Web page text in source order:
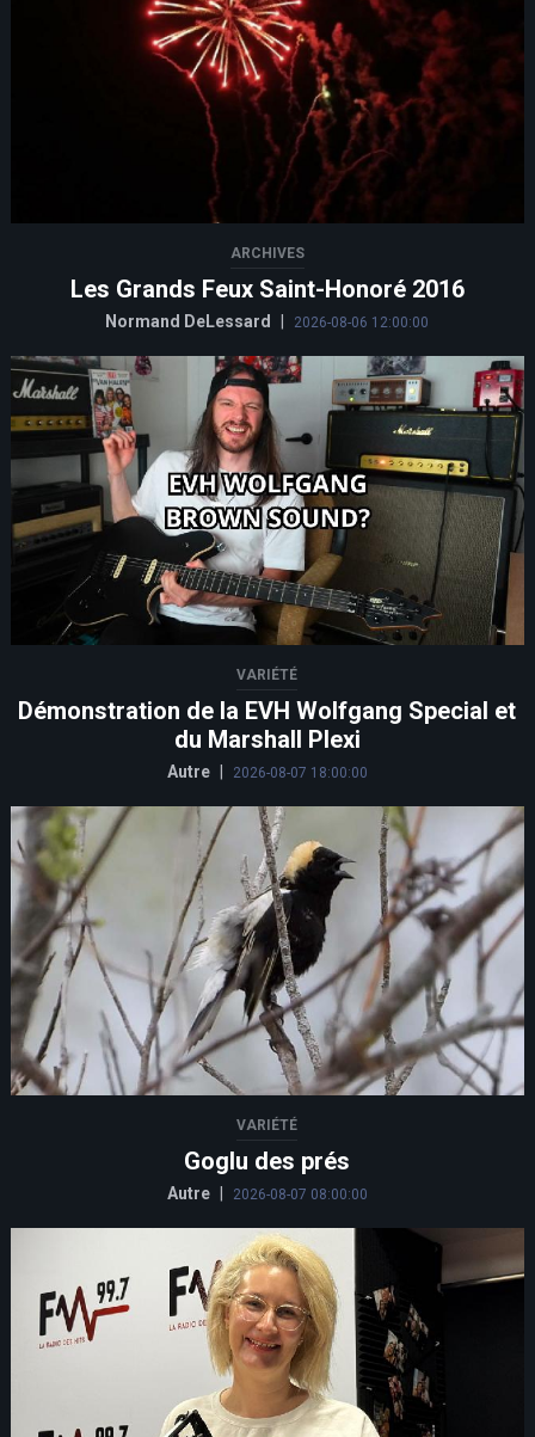
ARCHIVES
Les Grands Feux Saint-Honoré 2016
Normand DeLessard 2026-08-06 12:00:00
VARIÉTÉ
Démonstration de la EVH Wolfgang Special et
du Marshall Plexi
Autre 2026-08-07 18:00:00
VARIÉTÉ
Goglu des prés
Autre 2026-08-07 08:00:00